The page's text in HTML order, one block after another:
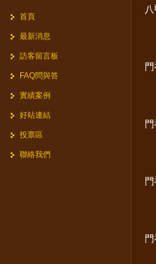
首頁
最新消息
訪客留言板
FAQ問與答
實績案例
好站連結
投票區
聯絡我們